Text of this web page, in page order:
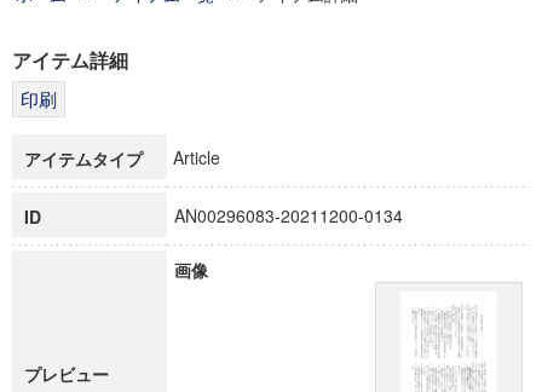
科学研究費補助金研究成果報告書
博士課程教育リーディングプログラム「超成熟社会発展のサ
アイテム詳細
アイテムタイプ Article
ID AN00296083-20211200-0134
プレビュー
画像